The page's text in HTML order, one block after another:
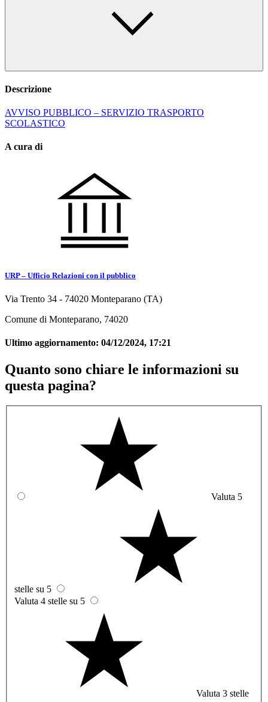
Descrizione
AVVISO PUBBLICO – SERVIZIO TRASPORTO
SCOLASTICO
A cura di
URP – Ufficio Relazioni con il pubblico
Via Trento 34 - 74020 Monteparano (TA)
Comune di Monteparano, 74020
Ultimo aggiornamento: 04/12/2024, 17:21
Quanto sono chiare le informazioni su
questa pagina?
Valuta 5
stelle su 5
Valuta 4 stelle su 5
Valuta 3 stelle